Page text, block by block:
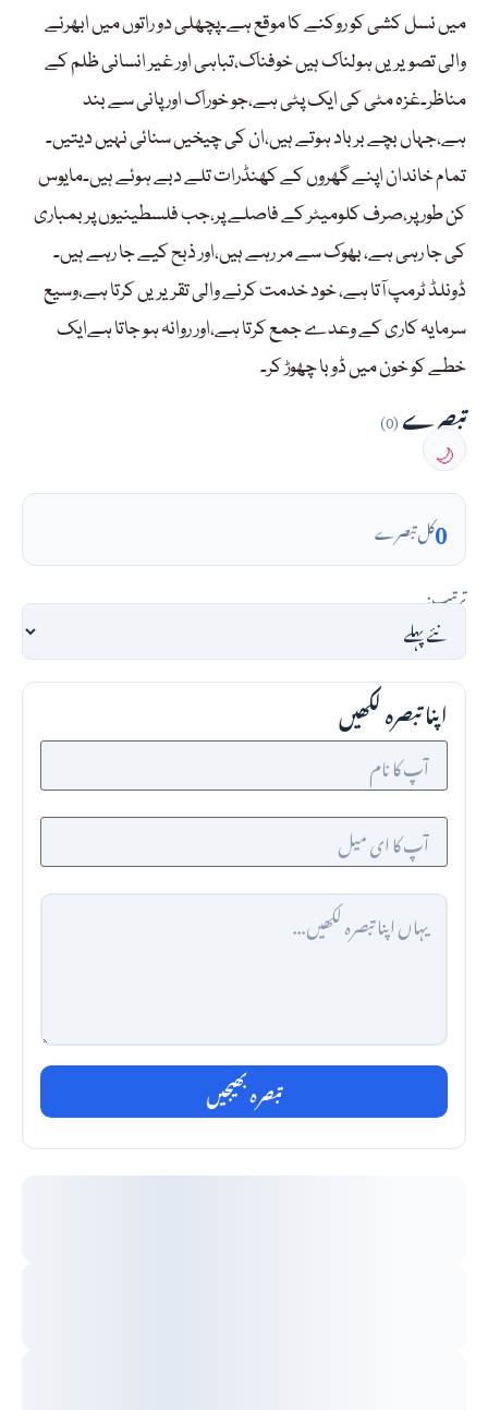
میں نسل کشی کو روکنے کا موقع ہے۔پچھلی دو راتوں میں ابھرنے
والی تصویریں ہولناک ہیں خوفناک،تباہی اور غیر انسانی ظلم کے
مناظر۔غزہ مٹی کی ایک پٹی ہے،جو خوراک اور پانی سے بند
ہے،جہاں بچے برباد ہوتے ہیں،ان کی چیخیں سنائی نہیں دیتیں۔
تمام خاندان اپنے گھروں کے کھنڈرات تلے دبے ہوئے ہیں۔مایوس
کن طور پر،صرف کلومیٹر کے فاصلے پر،جب فلسطینیوں پر بمباری
کی جا رہی ہے، بھوک سے مر رہے ہیں،اور ذبح کیے جا رہے ہیں۔
ڈونلڈ ٹرمپ آتا ہے، خود خدمت کرنے والی تقریریں کرتا ہے،وسیع
سرمایہ کاری کے وعدے جمع کرتا ہے،اور روانہ ہو جاتا ہےایک
خطے کو خون میں ڈوبا چھوڑ کر۔
تبصرے(0)
🌙
0کل تبصرے
ترتیب:
اپنا تبصرہ لکھیں
تبصرہ بھیجیں